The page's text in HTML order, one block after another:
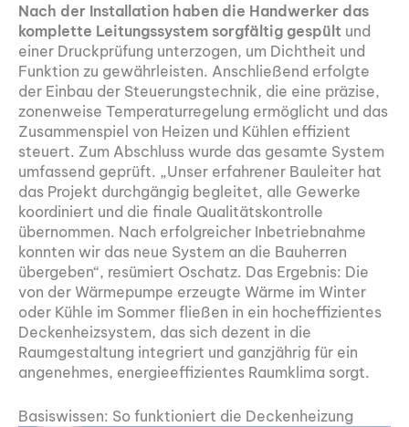
Nach der Installation haben die Handwerker das
komplette Leitungssystem sorgfältig gespült und
einer Druckprüfung unterzogen, um Dichtheit und
Funktion zu gewährleisten. Anschließend erfolgte
der Einbau der Steuerungstechnik, die eine präzise,
zonenweise Temperaturregelung ermöglicht und das
Zusammenspiel von Heizen und Kühlen effizient
steuert. Zum Abschluss wurde das gesamte System
umfassend geprüft. „Unser erfahrener Bauleiter hat
das Projekt durchgängig begleitet, alle Gewerke
koordiniert und die finale Qualitätskontrolle
übernommen. Nach erfolgreicher Inbetriebnahme
konnten wir das neue System an die Bauherren
übergeben“, resümiert Oschatz. Das Ergebnis: Die
von der Wärmepumpe erzeugte Wärme im Winter
oder Kühle im Sommer fließen in ein hocheffizientes
Deckenheizsystem, das sich dezent in die
Raumgestaltung integriert und ganzjährig für ein
angenehmes, energieeffizientes Raumklima sorgt.
Basiswissen: So funktioniert die Deckenheizung